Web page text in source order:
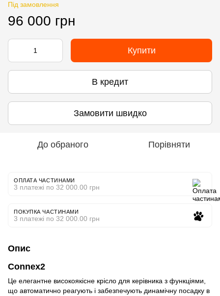
Під замовлення
96 000 грн
Купити
В кредит
Замовити швидко
До обраного Порівняти
ОПЛАТА ЧАСТИНАМИ
3 платежі по 32 000.00 грн
ПОКУПКА ЧАСТИНАМИ
3 платежі по 32 000.00 грн
Опис
Connex2
Це елегантне високоякісне крісло для керівника з функціями,
що автоматично реагують і забезпечують динамічну посадку в